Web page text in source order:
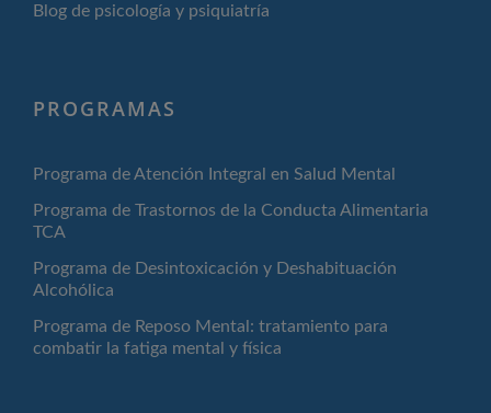
Blog de psicología y psiquiatría
PROGRAMAS
Programa de Atención Integral en Salud Mental
Programa de Trastornos de la Conducta Alimentaria
TCA
Programa de Desintoxicación y Deshabituación
Alcohólica
Programa de Reposo Mental: tratamiento para
combatir la fatiga mental y física